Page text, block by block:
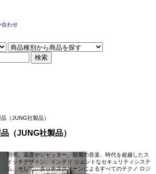
合わせ
検索
（JUNG社製品）
（JUNG社製品）
照明、温度やシャッター、部屋の音楽、時代を超越したス
イッチデザイン、インテリ ジェントなセキュリティシステ
ム、そして、タッチスクリーンによるすべてのテクノ ロジ